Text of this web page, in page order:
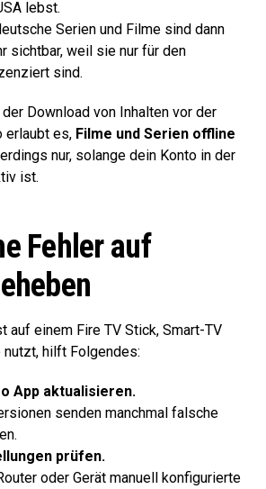
lebst.
Serien und Filme sind dann
sichtbar, weil sie nur für den
sind.
Download von Inhalten vor der
erlaubt es, Filme und Serien offline
nur, solange dein Konto in der
ist.
Fehler auf
auf einem Fire TV Stick, Smart-TV
hilft Folgendes:
App aktualisieren.
senden manchmal falsche
prüfen.
oder Gerät manuell konfigurierte